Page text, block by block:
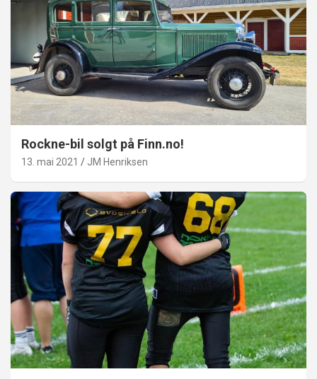
Rockne-bil solgt på Finn.no!
13. mai 2021 JM Henriksen